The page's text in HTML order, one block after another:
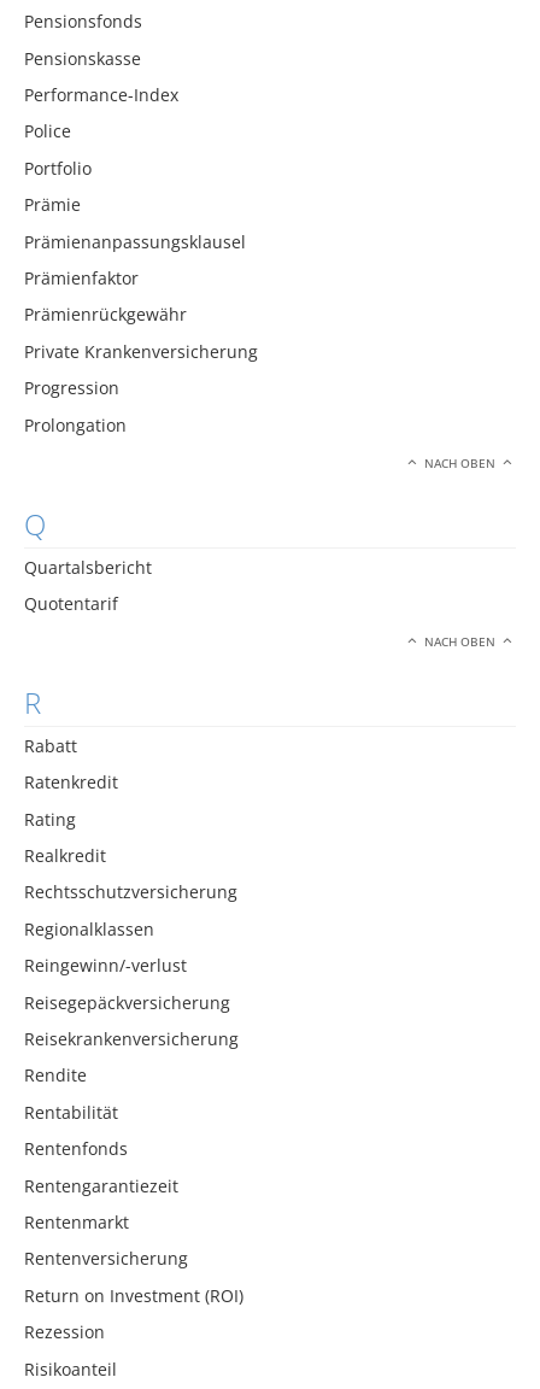
Pensionsfonds
Pensionskasse
Performance-Index
Police
Portfolio
Prämie
Prämienanpassungsklausel
Prämienfaktor
Prämienrückgewähr
Private Krankenversicherung
Progression
Prolongation
NACH OBEN
Q
Quartalsbericht
Quotentarif
NACH OBEN
R
Rabatt
Ratenkredit
Rating
Realkredit
Rechtsschutzversicherung
Regionalklassen
Reingewinn/-verlust
Reisegepäckversicherung
Reisekrankenversicherung
Rendite
Rentabilität
Rentenfonds
Rentengarantiezeit
Rentenmarkt
Rentenversicherung
Return on Investment (ROI)
Rezession
Risikoanteil